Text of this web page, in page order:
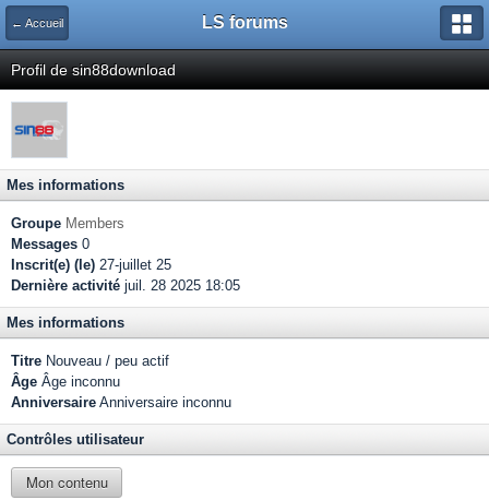
← Accueil LS forums
Profil de sin88download
Mes informations
Groupe Members
Messages 0
Inscrit(e) (le) 27-juillet 25
Dernière activité juil. 28 2025 18:05
Mes informations
Titre Nouveau / peu actif
Âge Âge inconnu
Anniversaire Anniversaire inconnu
Contrôles utilisateur
Mon contenu